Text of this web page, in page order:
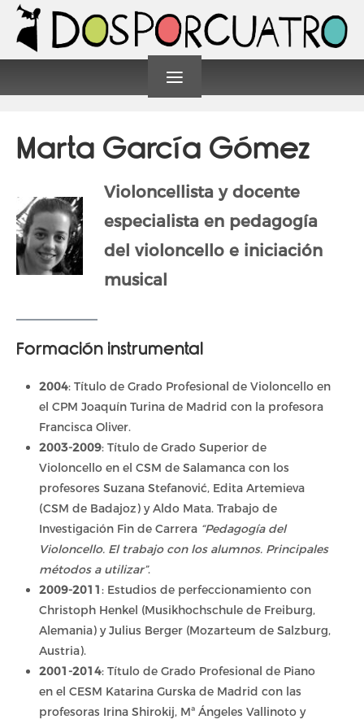
≡
Marta García Gómez
Violoncellista y docente
especialista en pedagogía
del violoncello e iniciación
musical
Formación instrumental
2004: Título de Grado Profesional de Violoncello en
el CPM Joaquín Turina de Madrid con la profesora
Francisca Oliver.
2003-2009: Título de Grado Superior de
Violoncello en el CSM de Salamanca con los
profesores Suzana Stefanović, Edita Artemieva
(CSM de Badajoz) y Aldo Mata. Trabajo de
Investigación Fin de Carrera “Pedagogía del
Violoncello. El trabajo con los alumnos. Principales
métodos a utilizar”.
2009-2011: Estudios de perfeccionamiento con
Christoph Henkel (Musikhochschule de Freiburg,
Alemania) y Julius Berger (Mozarteum de Salzburg,
Austria).
2001-2014: Título de Grado Profesional de Piano
en el CESM Katarina Gurska de Madrid con las
profesoras Irina Shirokij, Mª Ángeles Vallinoto y